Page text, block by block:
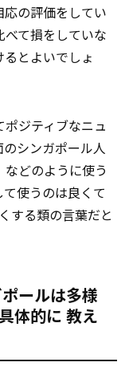
の評価をしてい
べて損をしていな
とよいでしょ
ジティブなニュ
シンガポール人
どのように使う
使うのは良くて
する類の言葉だと
ールは多様
具体的に 教え